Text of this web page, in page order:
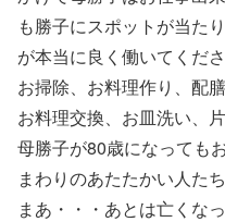
も勝子にスポットが当た
が本当に良く働いてくださ
お掃除、お料理作り、配
お料理交換、お皿洗い、片
母勝子が80歳になっても
まわりのあたたかい人た
まあ・・・あとは亡くな